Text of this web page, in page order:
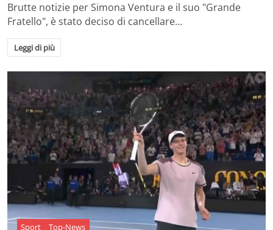
Brutte notizie per Simona Ventura e il suo "Grande
Fratello", è stato deciso di cancellare…
Leggi di più
Sport Top-News